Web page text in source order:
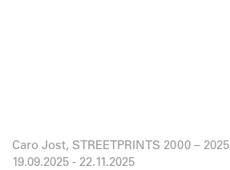
Caro Jost, STREETPRINTS 2000 – 2025
19.09.2025 - 22.11.2025